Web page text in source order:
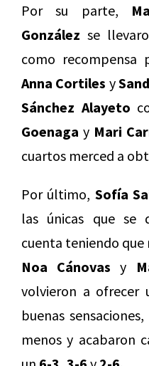
Por su parte,
González se
como recompensa
Anna Cortiles y
Sánchez Alayeto
Goenaga y Mari
cuartos merced a
Por último, Sofía
las únicas que se
cuenta teniendo
Noa Cánovas y
volvieron a ofrecer
buenas
menos y acabaron